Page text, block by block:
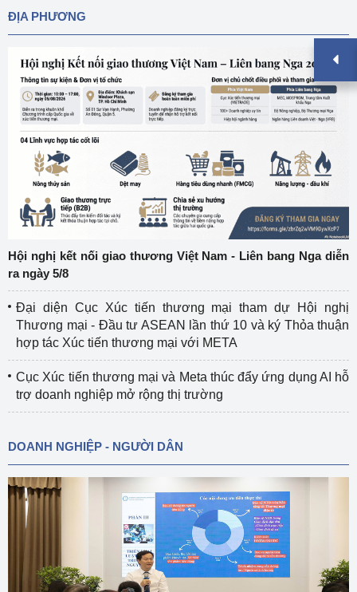
ĐỊA PHƯƠNG
Hội nghị kết nối giao thương Việt Nam - Liên bang Nga diễn
ra ngày 5/8
Đại diện Cục Xúc tiến thương mại tham dự Hội nghị
Thương mại - Đầu tư ASEAN lần thứ 10 và ký Thỏa thuận
hợp tác Xúc tiến thương mại với META
Cục Xúc tiến thương mại và Meta thúc đẩy ứng dụng AI hỗ
trợ doanh nghiệp mở rộng thị trường
DOANH NGHIỆP - NGƯỜI DÂN